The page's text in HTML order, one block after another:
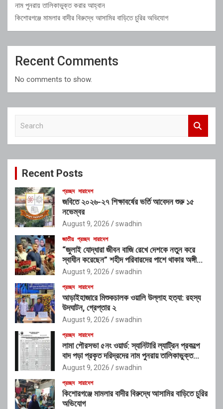
নাম পুনরায় তালিকাভুক্ত করার আহ্বান
কিশোরগঞ্জে মামলার বাদীর বিরুদ্ধে আসামির বাড়িতে চুরির অভিযোগ
Recent Comments
No comments to show.
c
Recent Posts
প্রচ্ছদ সারাদেশ
জবিতে ২০২৬-২৭ শিক্ষাবর্ষের ভর্তি আবেদন শুরু ১৫
নভেম্বর
August 9, 2026 swadhin
জাতীয় প্রচ্ছদ সারাদেশ
“জুলাই যোদ্ধারা জীবন বাজি রেখে দেশকে নতুন করে
স্বাধীন করেছেন” শহীদ পরিবারদের পাশে থাকার অঙ্গীকার
গণপূর্তমন্ত্রীর
August 9, 2026 swadhin
প্রচ্ছদ সারাদেশ
আড়াইহাজারে মিশুকচালক ওয়ালি উল্লাহ হত্যা: রহস্য
উদঘাটন, গ্রেপ্তার ২
August 9, 2026 swadhin
প্রচ্ছদ সারাদেশ
লামা পৌরসভা ৫নং ওয়ার্ড: স্যানিটারি ল্যাট্রিন প্রকল্পে
বাদ পড়া প্রকৃত দরিদ্রদের নাম পুনরায় তালিকাভুক্ত
করার আহ্বান
August 9, 2026 swadhin
প্রচ্ছদ সারাদেশ
কিশোরগঞ্জে মামলার বাদীর বিরুদ্ধে আসামির বাড়িতে চুরির
অভিযোগ